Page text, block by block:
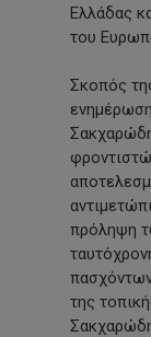
Ελλάδας
του
Σκοπός
πρόληψη
της